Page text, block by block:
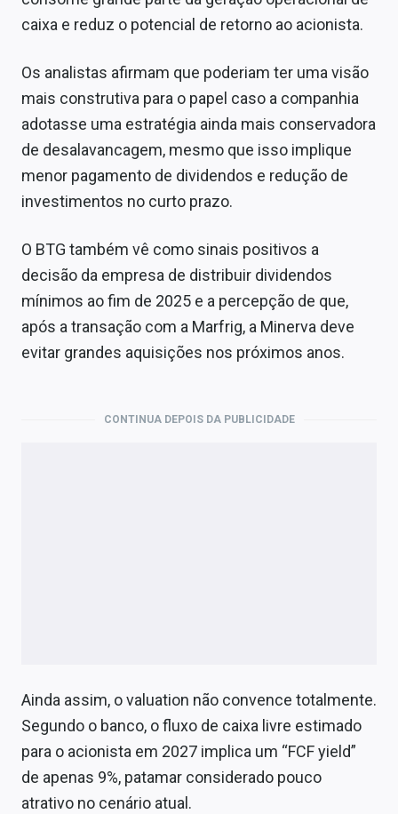
caixa e reduz o potencial de retorno ao acionista.
Os analistas afirmam que poderiam ter uma visão
mais construtiva para o papel caso a companhia
adotasse uma estratégia ainda mais conservadora
de desalavancagem, mesmo que isso implique
menor pagamento de dividendos e redução de
investimentos no curto prazo.
O BTG também vê como sinais positivos a
decisão da empresa de distribuir dividendos
mínimos ao fim de 2025 e a percepção de que,
após a transação com a Marfrig, a Minerva deve
evitar grandes aquisições nos próximos anos.
CONTINUA DEPOIS DA PUBLICIDADE
Ainda assim, o valuation não convence totalmente.
Segundo o banco, o fluxo de caixa livre estimado
para o acionista em 2027 implica um “FCF yield”
de apenas 9%, patamar considerado pouco
atrativo no cenário atual.